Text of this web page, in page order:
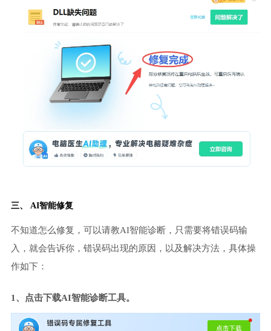
三、 AI智能修复
不知道怎么修复，可以请教AI智能诊断，只需要将错误码输
入，就会告诉你，错误码出现的原因，以及解决方法，具体操
作如下：
1、点击下载AI智能诊断工具。